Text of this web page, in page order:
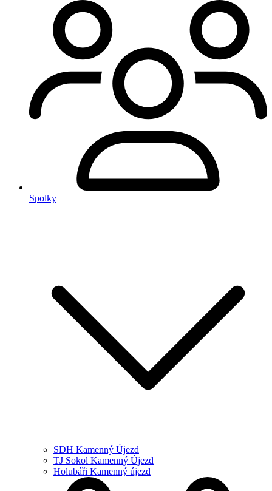
Spolky
SDH Kamenný Újezd
TJ Sokol Kamenný Újezd
Holubáři Kamenný újezd